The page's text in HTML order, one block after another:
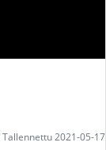
Tallennettu 2021-05-17